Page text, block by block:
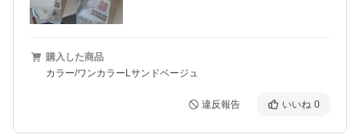
購入した商品
カラー/ワンカラーLサンドベージュ
違反報告 いいね 0